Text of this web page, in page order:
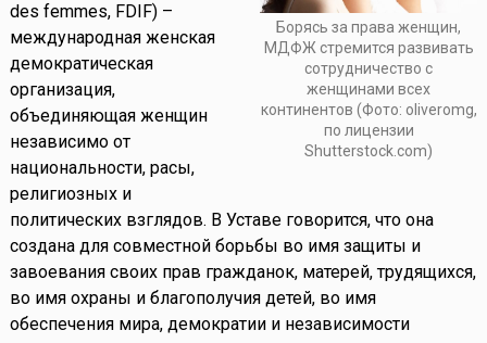
Борясь за права женщин,
МДФЖ стремится развивать
сотрудничество с
женщинами всех
континентов (Фото: oliveromg,
по лицензии
Shutterstock.com)
des femmes, FDIF) –
международная женская
демократическая
организация,
объединяющая женщин
независимо от
национальности, расы,
религиозных и
политических взглядов. В Уставе говорится, что она
создана для совместной борьбы во имя защиты и
завоевания своих прав гражданок, матерей, трудящихся,
во имя охраны и благополучия детей, во имя
обеспечения мира, демократии и независимости